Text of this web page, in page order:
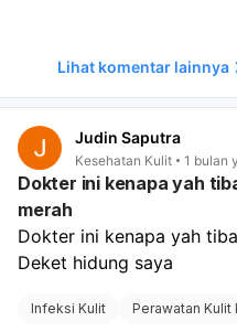
Niaclerbiasanya
nipis dan ikut arahan
komedogeniksupaya
Sunscreenmemang
kulit dan elak parut
jerawat makin banyak
produk dan dapatkan
kadang-kadang
Lihat komentar lainnya
Judin Saputra
Kesehatan Kulit 1 bulan
Dokter ini kenapa yah
merah
Dokter ini kenapa yah
Deket hidung saya
Infeksi Kulit Perawatan Kulit